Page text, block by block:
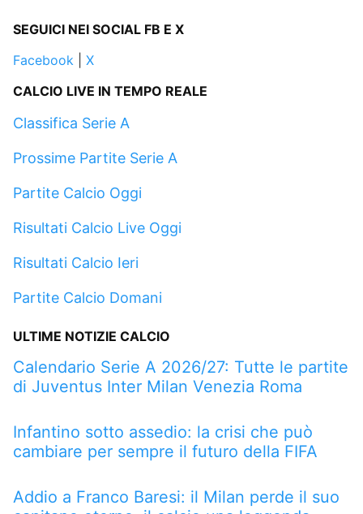
SEGUICI NEI SOCIAL FB E X
Facebook
X
CALCIO LIVE IN TEMPO REALE
Classifica Serie A
Prossime Partite Serie A
Partite Calcio Oggi
Risultati Calcio Live Oggi
Risultati Calcio Ieri
Partite Calcio Domani
ULTIME NOTIZIE CALCIO
Calendario Serie A 2026/27: Tutte le partite
di Juventus Inter Milan Venezia Roma
Infantino sotto assedio: la crisi che può
cambiare per sempre il futuro della FIFA
Addio a Franco Baresi: il Milan perde il suo